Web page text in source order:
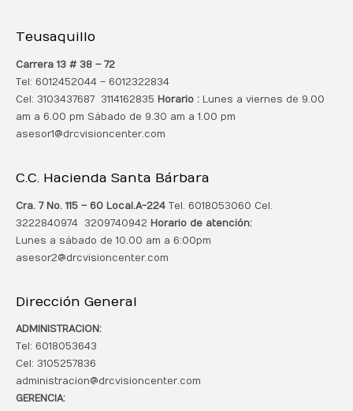
Teusaquillo
Carrera 13 # 38 – 72
Tel: 6012452044 – 6012322834
Cel: 3103437687 3114162835 Horario : Lunes a viernes de 9.00
am a 6.00 pm Sábado de 9.30 am a 1.00 pm
asesor1@drcvisioncenter.com
C.C. Hacienda Santa Bárbara
Cra. 7 No. 115 – 60 Local.A-224 Tel. 6018053060 Cel.
3222840974 3209740942 Horario de atención:
Lunes a sábado de 10.00 am a 6:00pm
asesor2@drcvisioncenter.com
Dirección General
ADMINISTRACION:
Tel: 6018053643
Cel: 3105257836
administracion@drcvisioncenter.com
GERENCIA: